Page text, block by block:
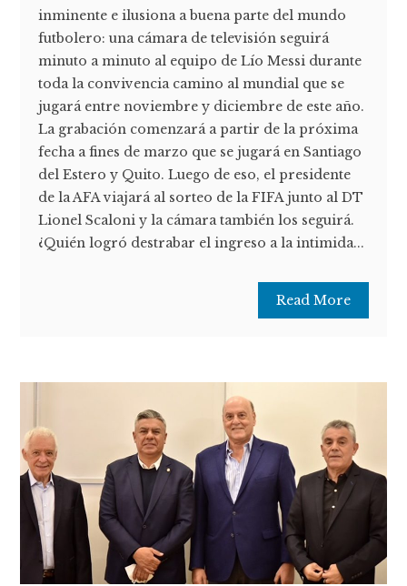
inminente e ilusiona a buena parte del mundo
futbolero: una cámara de televisión seguirá
minuto a minuto al equipo de Lío Messi durante
toda la convivencia camino al mundial que se
jugará entre noviembre y diciembre de este año.
La grabación comenzará a partir de la próxima
fecha a fines de marzo que se jugará en Santiago
del Estero y Quito. Luego de eso, el presidente
de la AFA viajará al sorteo de la FIFA junto al DT
Lionel Scaloni y la cámara también los seguirá.
¿Quién logró destrabar el ingreso a la intimida...
Read More